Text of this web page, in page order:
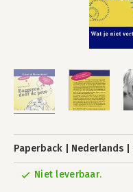
Paperback Nederlands
Niet leverbaar.